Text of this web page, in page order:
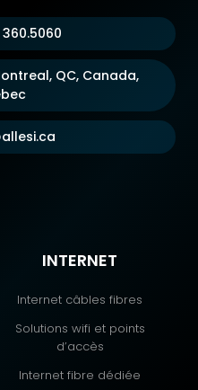
QC, Canada,
INTERNET
Internet câbles fibres
Solutions wifi et points
d’accès
Internet fibre dédiée